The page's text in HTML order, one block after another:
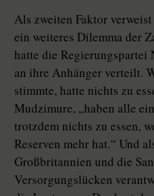
Als zweiten Faktor
ein weiteres Dilemma der
hatte die Regierungspartei
an ihre Anhänger verteilt.
stimmte, hatte nichts zu
Mudzimure, „haben alle
trotzdem nichts zu essen,
Reserven mehr hat.“ Und
Großbritannien und die
Versorgungslücken